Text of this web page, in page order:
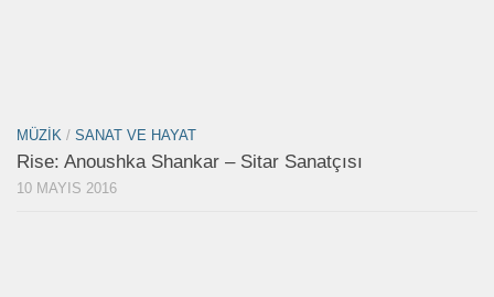
MÜZIK / SANAT VE HAYAT
Rise: Anoushka Shankar – Sitar Sanatçısı
10 MAYIS 2016